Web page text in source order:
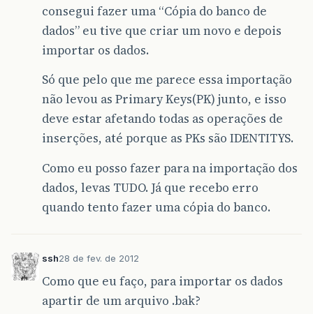
consegui fazer uma “Cópia do banco de
dados” eu tive que criar um novo e depois
importar os dados.
Só que pelo que me parece essa importação
não levou as Primary Keys(PK) junto, e isso
deve estar afetando todas as operações de
inserções, até porque as PKs são IDENTITYS.
Como eu posso fazer para na importação dos
dados, levas TUDO. Já que recebo erro
quando tento fazer uma cópia do banco.
ssh28 de fev. de 2012
Como que eu faço, para importar os dados
apartir de um arquivo .bak?